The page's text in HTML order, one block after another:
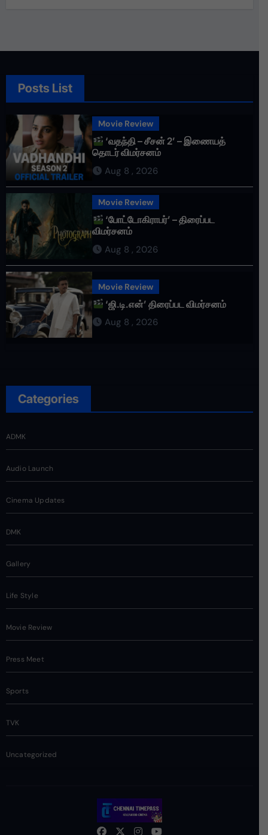
Posts List
Movie Review
‘வதந்தி – சீசன் 2’ – இணையத்
தொடர் விமர்சனம்
Aug 8 , 2026
Movie Review
‘போட்டோகிராபர்’ – திரைப்பட
விமர்சனம்
Aug 8 , 2026
Movie Review
‘ஜி.டி.என்’ திரைப்பட விமர்சனம்
Aug 8 , 2026
Categories
ADMK
Audio Launch
Cinema Updates
DMK
Gallery
Life Style
Movie Review
Press Meet
Sports
TVK
Uncategorized